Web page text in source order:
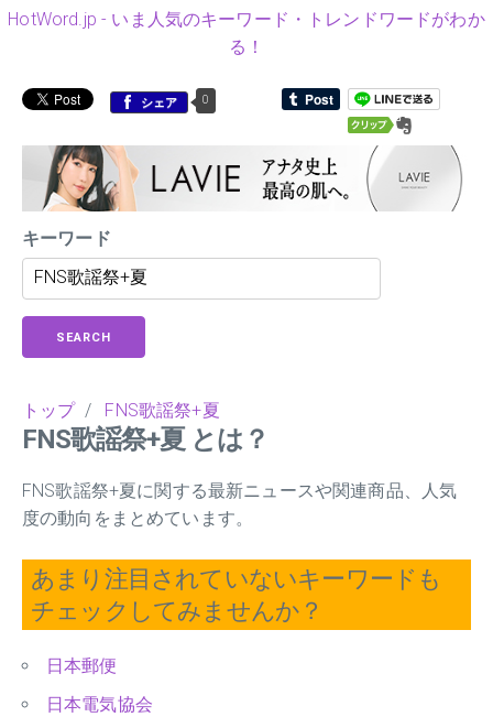
HotWord.jp - いま人気のキーワード・トレンドワードがわか
る！
シェア 0
キーワード
SEARCH
トップ/ FNS歌謡祭+夏
FNS歌謡祭+夏 とは？
FNS歌謡祭+夏に関する最新ニュースや関連商品、人気
度の動向をまとめています。
あまり注目されていないキーワードも
チェックしてみませんか？
日本郵便
日本電気協会